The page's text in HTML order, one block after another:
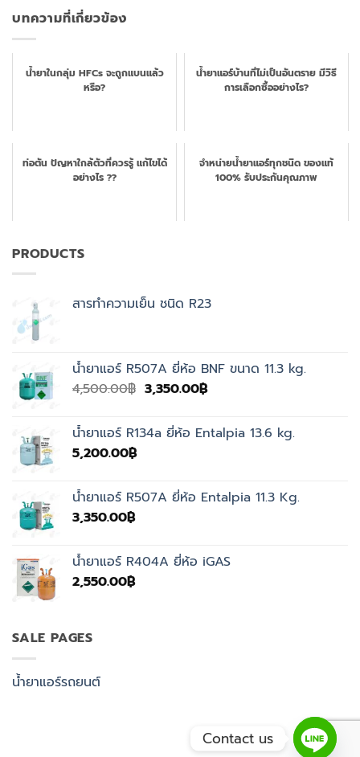
บทความที่เกี่ยวข้อง
น้ำยาในกลุ่ม HFCs จะถูกแบนแล้ว
หรือ?
น้ำยาแอร์บ้านที่ไม่เป็นอันตราย มีวิธี
การเลือกซื้ออย่างไร?
ท่อตัน ปัญหาใกล้ตัวที่ควรรู้ แก้ไขได้
อย่างไร ??
จำหน่ายน้ำยาแอร์ทุกชนิด ของแท้
100% รับประกันคุณภาพ
PRODUCTS
สารทำความเย็น ชนิด R23
น้ำยาแอร์ R507A ยี่ห้อ BNF ขนาด 11.3 kg.
4,500.00฿ Original
4,500.00฿.
3,350.00฿Current
3,350.00฿.
น้ำยาแอร์ R134a ยี่ห้อ Entalpia 13.6 kg.
5,200.00฿
น้ำยาแอร์ R507A ยี่ห้อ Entalpia 11.3 Kg.
3,350.00฿
น้ำยาแอร์ R404A ยี่ห้อ iGAS
2,550.00฿
SALE PAGES
น้ำยาแอร์รถยนต์
Contact us